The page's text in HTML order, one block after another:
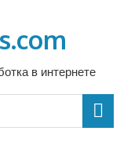
в интернете